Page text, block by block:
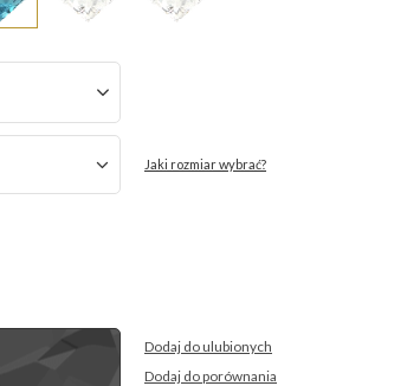
Jaki rozmiar wybrać?
Dodaj do ulubionych
Dodaj do porównania